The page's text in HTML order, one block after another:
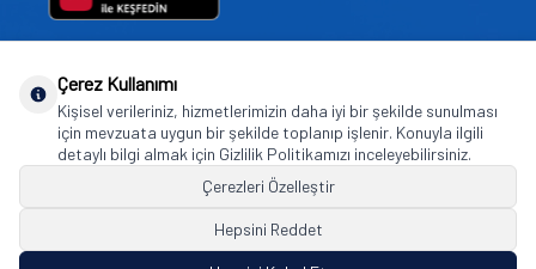
Goodyear (and Winged Foot Design) are trademarks of or licensed to The Goodyear
Tire & Rubber Company used under license by Basbug Group Company,
Istanbul/Türkiye. © 2026 The Goodyear Tire & Rubber Company.
Çerez Kullanımı
Kişisel verileriniz, hizmetlerimizin daha iyi bir şekilde sunulması
için mevzuata uygun bir şekilde toplanıp işlenir. Konuyla ilgili
detaylı bilgi almak için Gizlilik Politikamızı inceleyebilirsiniz.
Çerezleri Özelleştir
Hepsini Reddet